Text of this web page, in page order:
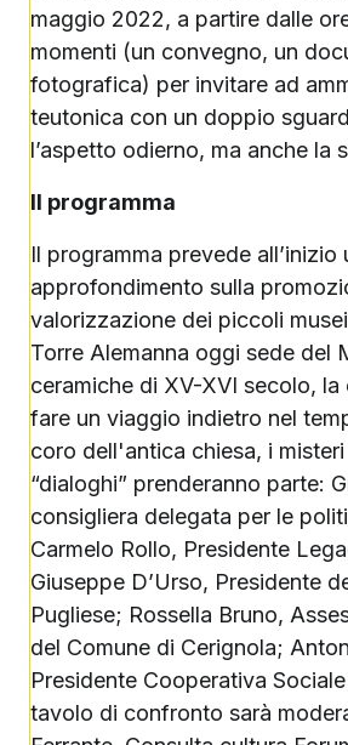
maggio 2022, a partire dalle
momenti (un convegno, un
fotografica) per invitare ad
teutonica con un doppio
l’aspetto odierno, ma anche la
Il programma
Il programma prevede all’inizio
approfondimento sulla
valorizzazione dei piccoli
Torre Alemanna oggi sede del
ceramiche di XV-XVI secolo,
fare un viaggio indietro nel
coro dell'antica chiesa, i misteri
“dialoghi” prenderanno parte:
consigliera delegata per le
Carmelo Rollo, Presidente
Giuseppe D’Urso, Presidente
Pugliese; Rossella Bruno,
del Comune di Cerignola;
Presidente Cooperativa
tavolo di confronto sarà